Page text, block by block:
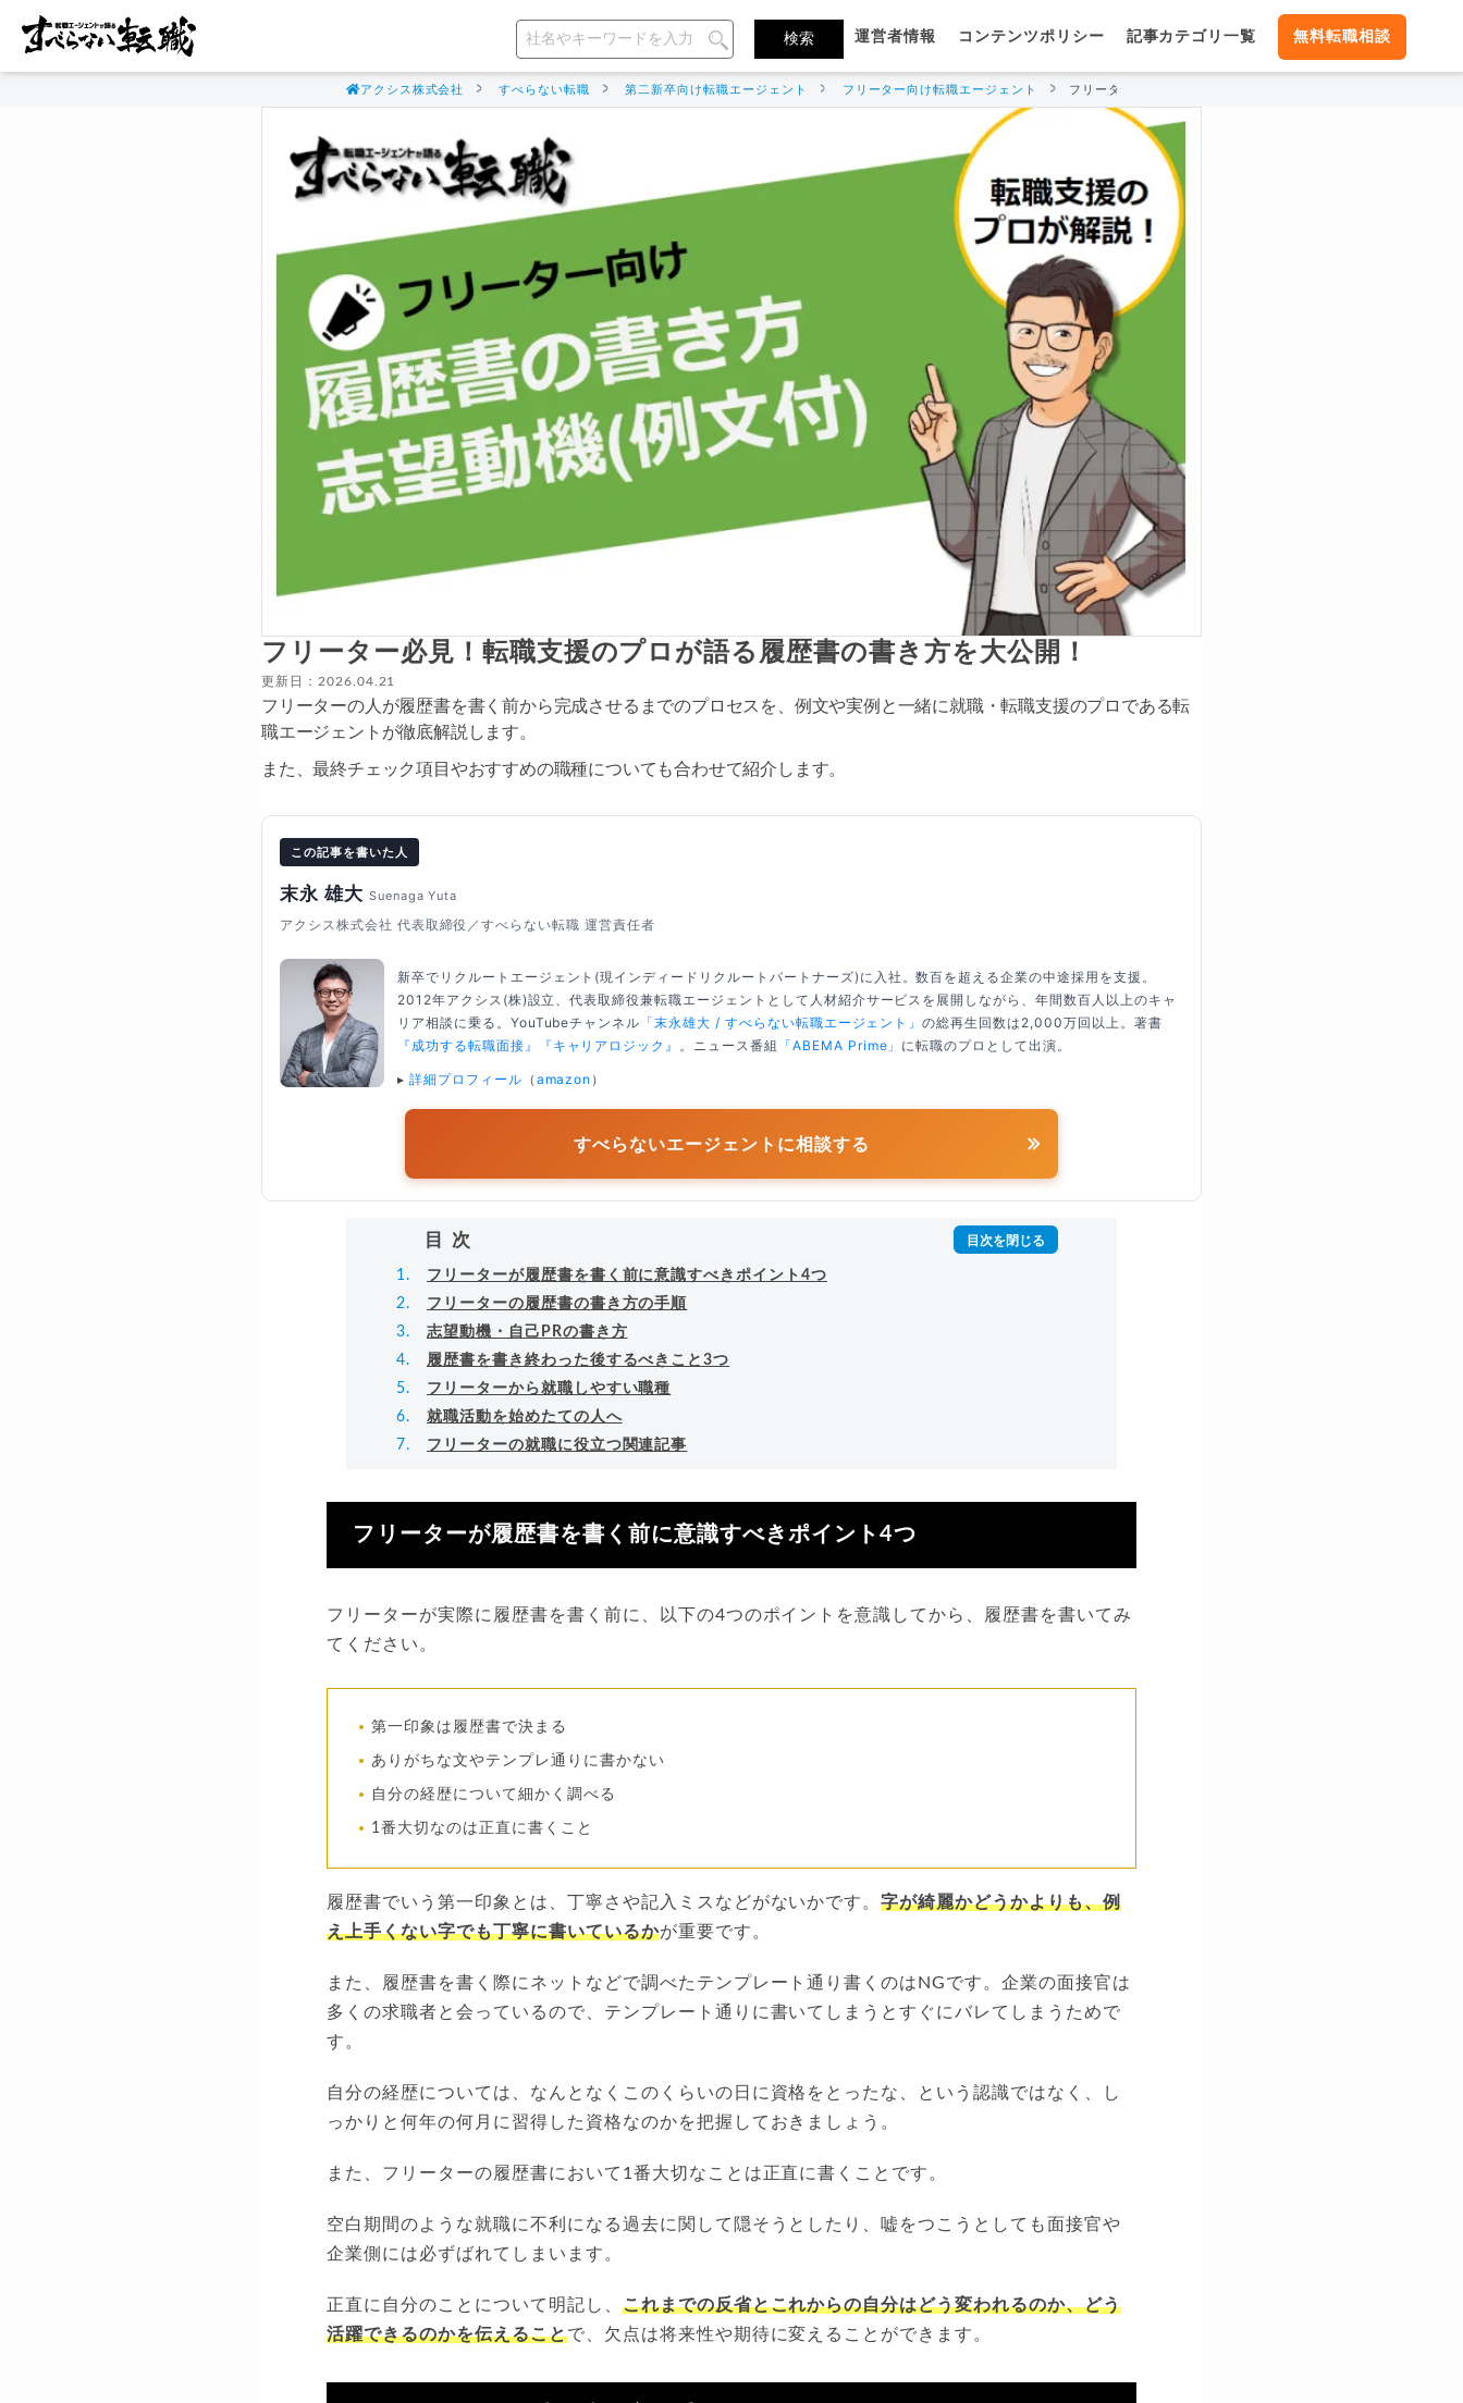
運営者情報 コンテンツポリシー 記事カテゴリ一覧 無料転職相談
アクシス株式会社 すべらない転職 第二新卒向け転職エージェント フリーター向け転職エージェント フリーター必見！転職支援のプロが語る履歴書の書き方を大公開！
フリーター必見！転職支援のプロが語る履歴書の書き方を大公開！
更新日：2026.04.21
フリーターの人が履歴書を書く前から完成させるまでのプロセスを、例文や実例と一緒に就職・転職支援のプロである転
職エージェントが徹底解説します。
また、最終チェック項目やおすすめの職種についても合わせて紹介します。
この記事を書いた人
末永 雄大 Suenaga Yuta
アクシス株式会社 代表取締役／すべらない転職 運営責任者
新卒でリクルートエージェント(現インディードリクルートパートナーズ)に入社。数百を超える企業の中途採用を支援。
2012年アクシス(株)設立、代表取締役兼転職エージェントとして人材紹介サービスを展開しながら、年間数百人以上のキャ
リア相談に乗る。YouTubeチャンネル 「末永雄大 / すべらない転職エージェント」の総再生回数は2,000万回以上。著書
『成功する転職面接』
『キャリアロジック』 。ニュース番組 「ABEMA Prime」 に転職のプロとして出演。
▸ 詳細プロフィール （ amazon ）
すべらないエージェントに相談する
目次
フリーターが履歴書を書く前に意識すべきポイント4つ
フリーターの履歴書の書き方の手順
志望動機・自己PRの書き方
履歴書を書き終わった後するべきこと3つ
フリーターから就職しやすい職種
就職活動を始めたての人へ
フリーターの就職に役立つ関連記事
フリーターが履歴書を書く前に意識すべきポイント4つ
フリーターが実際に履歴書を書く前に、以下の4つのポイントを意識してから、履歴書を書いてみ
てください。
第一印象は履歴書で決まる
ありがちな文やテンプレ通りに書かない
自分の経歴について細かく調べる
1番大切なのは正直に書くこと
履歴書でいう第一印象とは、丁寧さや記入ミスなどがないかです。字が綺麗かどうかよりも、例
え上手くない字でも丁寧に書いているかが重要です。
また、履歴書を書く際にネットなどで調べたテンプレート通り書くのはNGです。企業の面接官は
多くの求職者と会っているので、テンプレート通りに書いてしまうとすぐにバレてしまうためで
す。
自分の経歴については、なんとなくこのくらいの日に資格をとったな、という認識ではなく、し
っかりと何年の何月に習得した資格なのかを把握しておきましょう。
また、フリーターの履歴書において1番大切なことは正直に書くことです。
空白期間のような就職に不利になる過去に関して隠そうとしたり、嘘をつこうとしても面接官や
企業側には必ずばれてしまいます。
正直に自分のことについて明記し、 これまでの反省とこれからの自分はどう変われるのか、どう
活躍できるのかを伝えることで、欠点は将来性や期待に変えることができます。